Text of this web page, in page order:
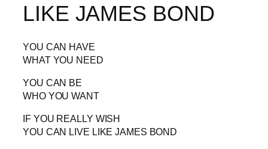
LIKE JAMES BOND
YOU CAN HAVE
WHAT YOU NEED
YOU CAN BE
WHO YOU WANT
IF YOU REALLY WISH
YOU CAN LIVE LIKE JAMES BOND